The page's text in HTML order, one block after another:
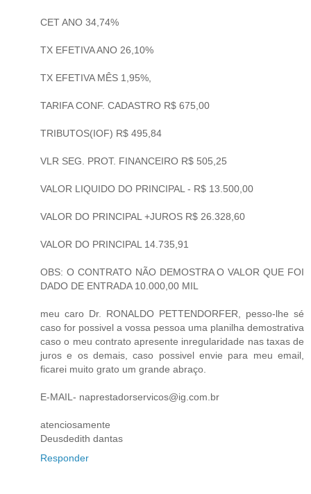
CET ANO 34,74%
TX EFETIVA ANO 26,10%
TX EFETIVA MÊS 1,95%,
TARIFA CONF. CADASTRO R$ 675,00
TRIBUTOS(IOF) R$ 495,84
VLR SEG. PROT. FINANCEIRO R$ 505,25
VALOR LIQUIDO DO PRINCIPAL - R$ 13.500,00
VALOR DO PRINCIPAL +JUROS R$ 26.328,60
VALOR DO PRINCIPAL 14.735,91
OBS: O CONTRATO NÃO DEMOSTRA O VALOR QUE FOI
DADO DE ENTRADA 10.000,00 MIL
meu caro Dr. RONALDO PETTENDORFER, pesso-lhe sé
caso for possivel a vossa pessoa uma planilha demostrativa
caso o meu contrato apresente inregularidade nas taxas de
juros e os demais, caso possivel envie para meu email,
ficarei muito grato um grande abraço.
E-MAIL- naprestadorservicos@ig.com.br
atenciosamente
Deusdedith dantas
Responder